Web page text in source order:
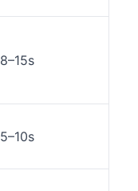
8–15s
5–10s